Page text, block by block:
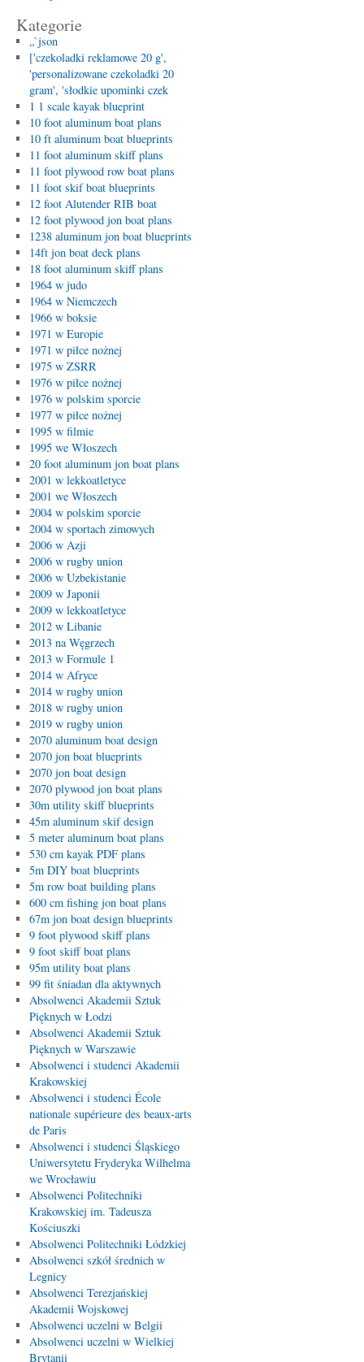
Kategorie
„`json
['czekoladki reklamowe 20 g',
'personalizowane czekoladki 20
gram', 'słodkie upominki czek
1 1 scale kayak blueprint
10 foot aluminum boat plans
10 ft aluminum boat blueprints
11 foot aluminum skiff plans
11 foot plywood row boat plans
11 foot skif boat blueprints
12 foot Alutender RIB boat
12 foot plywood jon boat plans
1238 aluminum jon boat blueprints
14ft jon boat deck plans
18 foot aluminum skiff plans
1964 w judo
1964 w Niemczech
1966 w boksie
1971 w Europie
1971 w piłce nożnej
1975 w ZSRR
1976 w piłce nożnej
1976 w polskim sporcie
1977 w piłce nożnej
1995 w filmie
1995 we Włoszech
20 foot aluminum jon boat plans
2001 w lekkoatletyce
2001 we Włoszech
2004 w polskim sporcie
2004 w sportach zimowych
2006 w Azji
2006 w rugby union
2006 w Uzbekistanie
2009 w Japonii
2009 w lekkoatletyce
2012 w Libanie
2013 na Węgrzech
2013 w Formule 1
2014 w Afryce
2014 w rugby union
2018 w rugby union
2019 w rugby union
2070 aluminum boat design
2070 jon boat blueprints
2070 jon boat design
2070 plywood jon boat plans
30m utility skiff blueprints
45m aluminum skif design
5 meter aluminum boat plans
530 cm kayak PDF plans
5m DIY boat blueprints
5m row boat building plans
600 cm fishing jon boat plans
67m jon boat design blueprints
9 foot plywood skiff plans
9 foot skiff boat plans
95m utility boat plans
99 fit śniadan dla aktywnych
Absolwenci Akademii Sztuk
Pięknych w Łodzi
Absolwenci Akademii Sztuk
Pięknych w Warszawie
Absolwenci i studenci Akademii
Krakowskiej
Absolwenci i studenci École
nationale supérieure des beaux-arts
de Paris
Absolwenci i studenci Śląskiego
Uniwersytetu Fryderyka Wilhelma
we Wrocławiu
Absolwenci Politechniki
Krakowskiej im. Tadeusza
Kościuszki
Absolwenci Politechniki Łódzkiej
Absolwenci szkół średnich w
Legnicy
Absolwenci Terezjańskiej
Akademii Wojskowej
Absolwenci uczelni w Belgii
Absolwenci uczelni w Wielkiej
Brytanii